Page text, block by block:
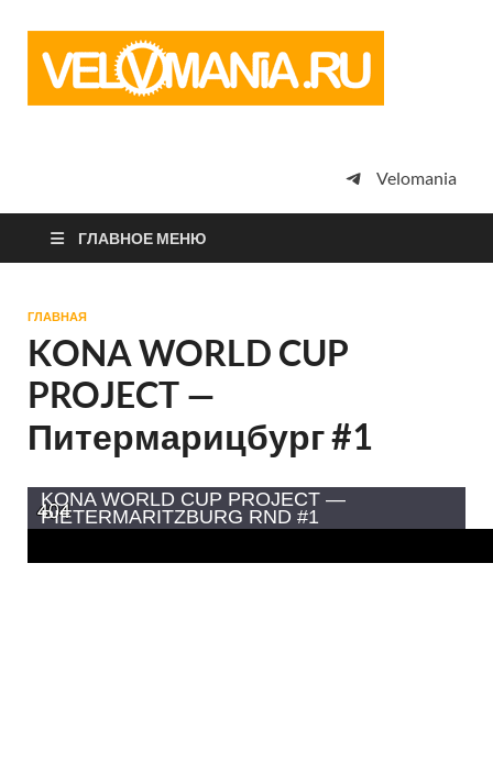
просто
Velomania
ГЛАВНОЕ МЕНЮ
ГЛАВНАЯ
KONA WORLD CUP
PROJECT —
Питермарицбург #1
KONA WORLD CUP PROJECT —
PIETERMARITZBURG RND #1